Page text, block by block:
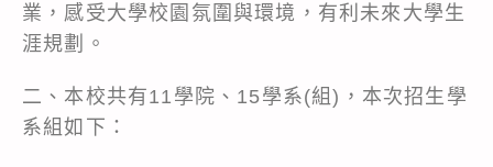
業，感受大學校園氛圍與環境，有利未來大學生
涯規劃。
二、本校共有11學院、15學系(組)，本次招生學
系組如下：